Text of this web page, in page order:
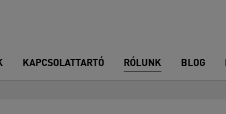
KAPCSOLATTARTÓ RÓLUNK BLOG